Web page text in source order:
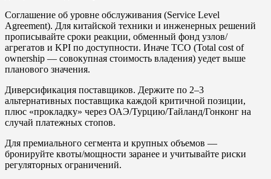
Соглашение об уровне обслуживания (Service Level
Agreement). Для китайской техники и инженерных решений
прописывайте сроки реакции, обменный фонд узлов/
агрегатов и KPI по доступности. Иначе TСО (Total cost of
ownership — совокупная стоимость владения) уедет выше
планового значения.
Диверсификация поставщиков. Держите по 2–3
альтернативных поставщика каждой критичной позиции,
плюс «прокладку» через ОАЭ/Турцию/Тайланд/Гонконг на
случай платежных стопов.
Для премиального сегмента и крупных объемов —
бронируйте квоты/мощности заранее и учитывайте риски
регуляторных ограничений.